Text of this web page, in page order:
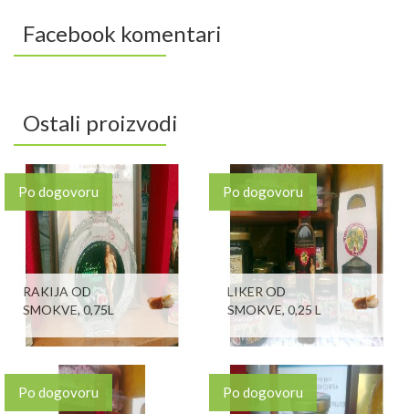
Facebook komentari
Ostali proizvodi
Po dogovoru
RAKIJA OD
SMOKVE, 0,75L
Po dogovoru
LIKER OD
SMOKVE, 0,25 L
Po dogovoru Po dogovoru